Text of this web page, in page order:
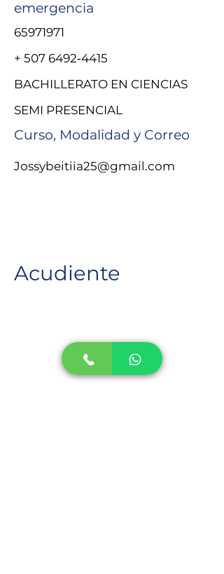
emergencia
65971971
+ 507 6492‑4415‬
BACHILLERATO EN CIENCIAS
SEMI PRESENCIAL
Curso, Modalidad y Correo
Jossybeitiia25@gmail.com
Acudiente